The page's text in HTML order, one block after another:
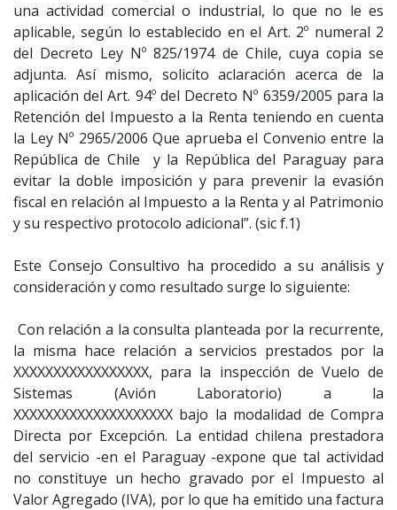
una actividad comercial o industrial, lo que no le es
aplicable, según lo establecido en el Art. 2º numeral 2
del Decreto Ley Nº 825/1974 de Chile, cuya copia se
adjunta. Así mismo, solicito aclaración acerca de la
aplicación del Art. 94º del Decreto Nº 6359/2005 para la
Retención del Impuesto a la Renta teniendo en cuenta
la Ley Nº 2965/2006 Que aprueba el Convenio entre la
República de Chile y la República del Paraguay para
evitar la doble imposición y para prevenir la evasión
fiscal en relación al Impuesto a la Renta y al Patrimonio
y su respectivo protocolo adicional”. (sic f.1)
Este Consejo Consultivo ha procedido a su análisis y
consideración y como resultado surge lo siguiente:
Con relación a la consulta planteada por la recurrente,
la misma hace relación a servicios prestados por la
XXXXXXXXXXXXXXXXX, para la inspección de Vuelo de
Sistemas (Avión Laboratorio) a la
XXXXXXXXXXXXXXXXXXXX bajo la modalidad de Compra
Directa por Excepción. La entidad chilena prestadora
del servicio -en el Paraguay -expone que tal actividad
no constituye un hecho gravado por el Impuesto al
Valor Agregado (IVA), por lo que ha emitido una factura